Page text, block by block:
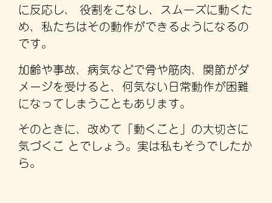
に反応し、 役割をこなし、スムーズに動くた
め、私たちはその動作ができるようになるの
です。
加齢や事故、病気などで骨や筋肉、関節がダ
メージを受けると、何気ない日常動作が困難
になってしまうこともあります。
そのときに、改めて「動くこと」の大切さに
気づくこ とでしょう。実は私もそうでしたか
ら。